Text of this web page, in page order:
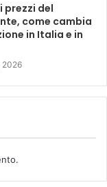
prezzi del
come cambia
in Italia e in
2026